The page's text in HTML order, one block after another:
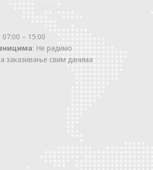
: 07:00 – 15:00
: Не радимо
заказивање свим данима